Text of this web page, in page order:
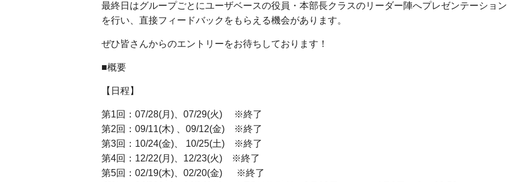
最終日はグループごとにユーザベースの役員・本部長クラスのリーダー陣へプレゼンテーション
を行い、直接フィードバックをもらえる機会があります。
ぜひ皆さんからのエントリーをお待ちしております！
■概要
【日程】
第1回：07/28(月)、07/29(火) ※終了
第2回：09/11(木) 、09/12(金) ※終了
第3回：10/24(金)、 10/25(土) ※終了
第4回：12/22(月)、12/23(火) ※終了
第5回：02/19(木)、02/20(金) ※終了